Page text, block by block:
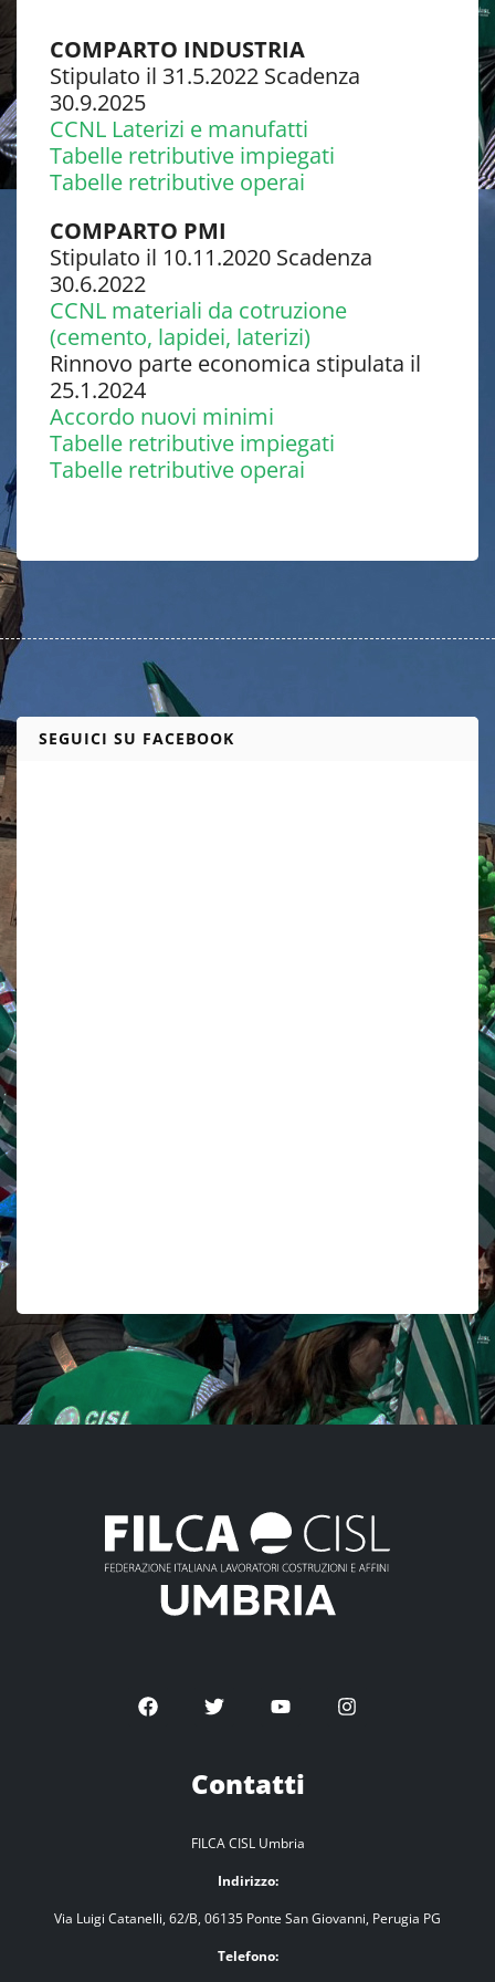
COMPARTO INDUSTRIA
Stipulato il 31.5.2022 Scadenza
30.9.2025
CCNL Laterizi e manufatti
Tabelle retributive impiegati
Tabelle retributive operai
COMPARTO PMI
Stipulato il 10.11.2020 Scadenza
30.6.2022
CCNL materiali da cotruzione
(cemento, lapidei, laterizi)
Rinnovo parte economica stipulata il
25.1.2024
Accordo nuovi minimi
Tabelle retributive impiegati
Tabelle retributive operai
SEGUICI SU FACEBOOK
Contatti
FILCA CISL Umbria
Indirizzo:
Via Luigi Catanelli, 62/B, 06135 Ponte San Giovanni, Perugia PG
Telefono: